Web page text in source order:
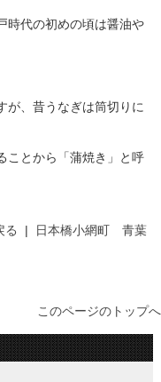
時代の初めの頃は醤油や
が、昔うなぎは筒切りに
ことから「蒲焼き」と呼
る |
日本橋小網町 青葉
このページのトップへ